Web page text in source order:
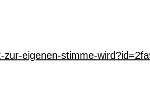
eigenen-stimme-